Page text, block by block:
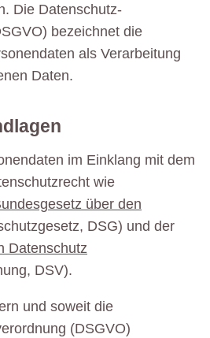
Die Datenschutz-
bezeichnet die
als Verarbeitung
Daten.
im Einklang mit dem
wie
über den
DSG) und der
Datenschutz
DSV).
und soweit die
(DSGVO)